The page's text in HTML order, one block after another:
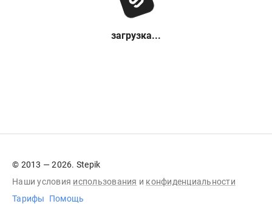
загрузка...
© 2013 — 2026. Stepik
Наши условия использования и конфиденциальности
Тарифы
Помощь